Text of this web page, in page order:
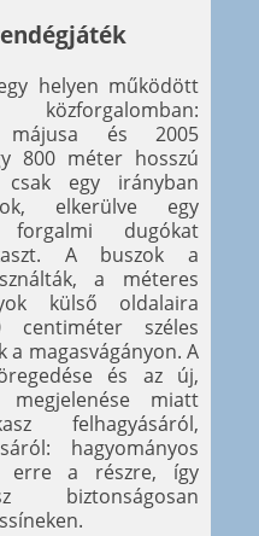
helyen működött
májusa és 2005
800 méter hosszú
csak egy irányban
elkerülve egy
forgalmi dugókat
A buszok a
a méteres
külső oldalaira
széles
a magasvágányon. A
és az új,
megjelenése miatt
felhagyásáról,
hagyományos
erre a részre, így
biztonságosan